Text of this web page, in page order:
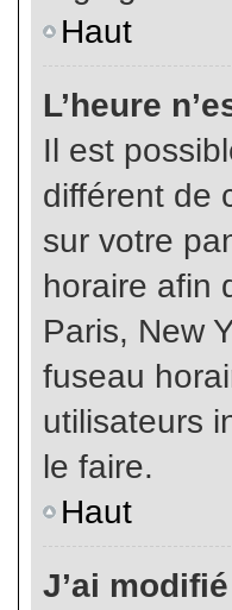
Haut
L’heure
Il est
différent de
sur votre
horaire afin
Paris, New
fuseau
utilisateurs
le faire.
Haut
J’ai